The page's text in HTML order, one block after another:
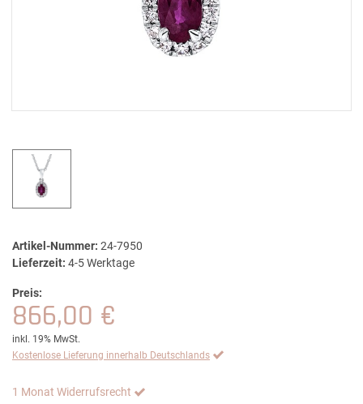
Artikel-Nummer: 24-7950
Lieferzeit: 4-5 Werktage
Preis:
866,00 €
inkl. 19% MwSt.
Kostenlose Lieferung innerhalb Deutschlands
1 Monat Widerrufsrecht